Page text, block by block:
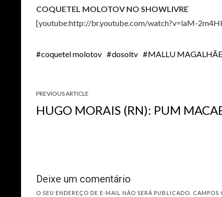
COQUETEL MOLOTOV NO SHOWLIVRE
[youtube:http://br.youtube.com/watch?v=laM-
coquetel molotov dosoltv MALLU
PREVIOUS ARTICLE
HUGO MORAIS (RN): PUM
Deixe um comentário
O SEU ENDEREÇO DE E-MAIL NÃO SERÁ PUBLICADO. CAMPOS